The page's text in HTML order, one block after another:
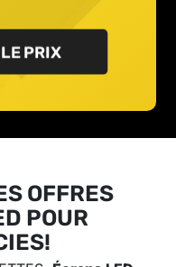
PRIX
OFFRES
POUR